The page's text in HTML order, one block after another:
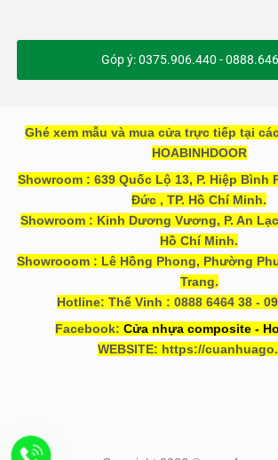
Góp ý: 0375.906.440 -
Ghé xem mẫu và mua cửa trực tiếp tại
HOABINHDOOR
Showroom : 639 Quốc Lộ 13, P. Hiệp Bình
Đức , TP. Hồ Chí Minh.
Showroom : Kinh Dương Vương, P. An
Hồ Chí Minh.
Showrooom : Lê Hồng Phong, Phường
Trang.
Hotline: Thế Vinh : 0888 6464 38 -
Facebook: Cửa nhựa composite -
WEBSITE: https://